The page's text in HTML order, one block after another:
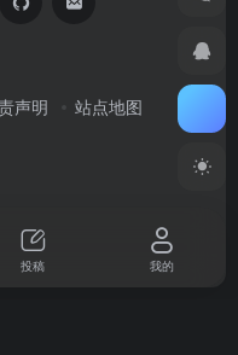
声明 站点地图
投稿 我的